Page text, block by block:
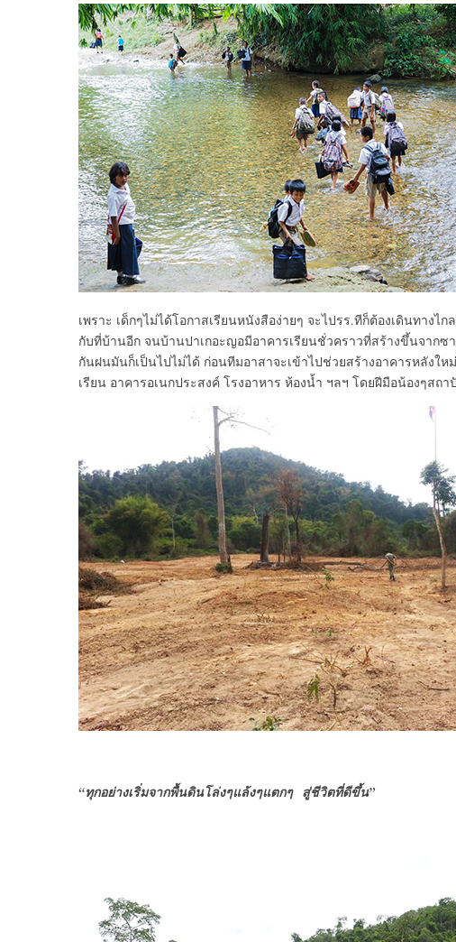
เพราะ เด็กๆไม่ได้โอกาสเรียนหนังสือง่ายๆ จะไปรร.ทีก็ต้องเดินทาง
กับที่บ้านอีก จนบ้านปาเกอะญอมีอาคารเรียนชั่วคราวที่สร้างขึ้นจากซ
กันฝนมันก็เป็นไปไม่ได้ ก่อนทีมอาสาจะเข้าไปช่วยสร้างอาคารหลังใ
เรียน อาคารอเนกประสงค์ โรงอาหาร ห้องน้ำ ฯลฯ โดยฝีมือน้องๆสถ
“ทุกอย่างเริ่มจากพื้นดินโล่งๆแล้งๆแตกๆ สู่ชีวิตที่ดีขึ้น”